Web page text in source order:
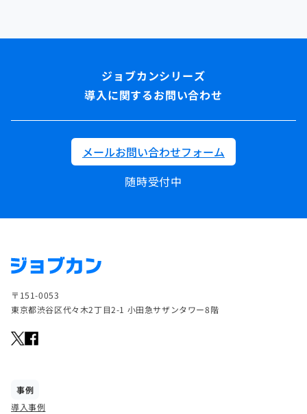
導入に関するお問い合わせ
メールお問い合わせフォーム
随時受付中
〒151-0053
東京都渋谷区代々木2丁目2-1 小田急サザンタワー8階
事例
導入事例